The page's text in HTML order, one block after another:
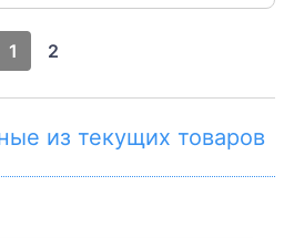
1 2
из текущих товаров